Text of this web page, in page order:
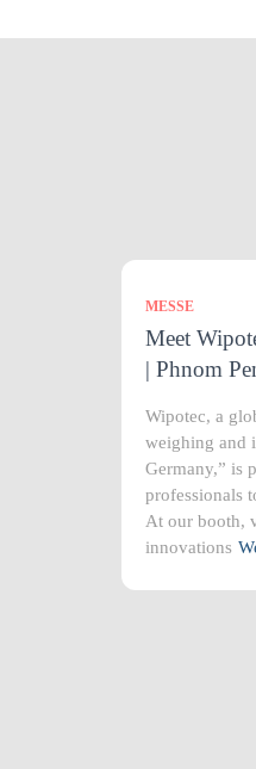
MESSE
Meet
| Phnom
Wipotec, a
weighing and
Germany,” is
professionals
At our booth,
innovations